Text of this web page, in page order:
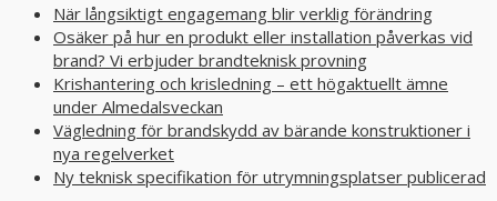
När långsiktigt engagemang blir verklig förändring
Osäker på hur en produkt eller installation påverkas vid
brand? Vi erbjuder brandteknisk provning
Krishantering och krisledning – ett högaktuellt ämne
under Almedalsveckan
Vägledning för brandskydd av bärande konstruktioner i
nya regelverket
Ny teknisk specifikation för utrymningsplatser publicerad